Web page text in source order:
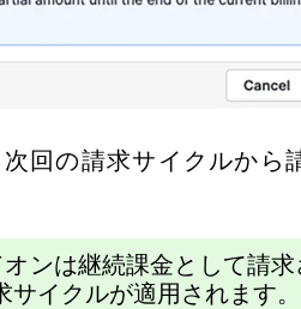
回の請求サイクルから
ンは継続課金として請
イクルが適用されます。